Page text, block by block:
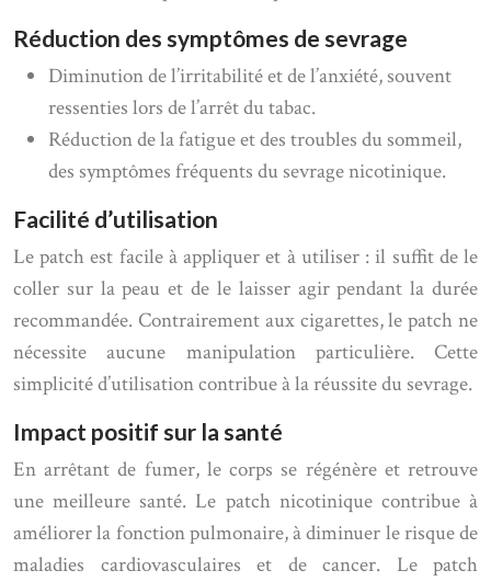
Réduction des symptômes de sevrage
Diminution de l’irritabilité et de l’anxiété, souvent
ressenties lors de l’arrêt du tabac.
Réduction de la fatigue et des troubles du sommeil,
des symptômes fréquents du sevrage nicotinique.
Facilité d’utilisation
Le patch est facile à appliquer et à utiliser : il suffit de le
coller sur la peau et de le laisser agir pendant la durée
recommandée. Contrairement aux cigarettes, le patch ne
nécessite aucune manipulation particulière. Cette
simplicité d’utilisation contribue à la réussite du sevrage.
Impact positif sur la santé
En arrêtant de fumer, le corps se régénère et retrouve
une meilleure santé. Le patch nicotinique contribue à
améliorer la fonction pulmonaire, à diminuer le risque de
maladies cardiovasculaires et de cancer. Le patch